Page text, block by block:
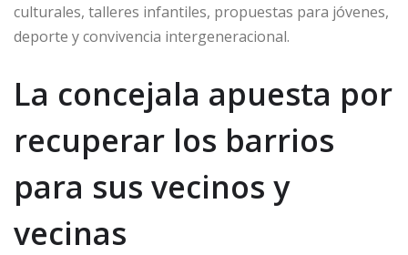
culturales, talleres infantiles, propuestas para jóvenes,
deporte y convivencia intergeneracional.
La concejala apuesta por
recuperar los barrios
para sus vecinos y
vecinas